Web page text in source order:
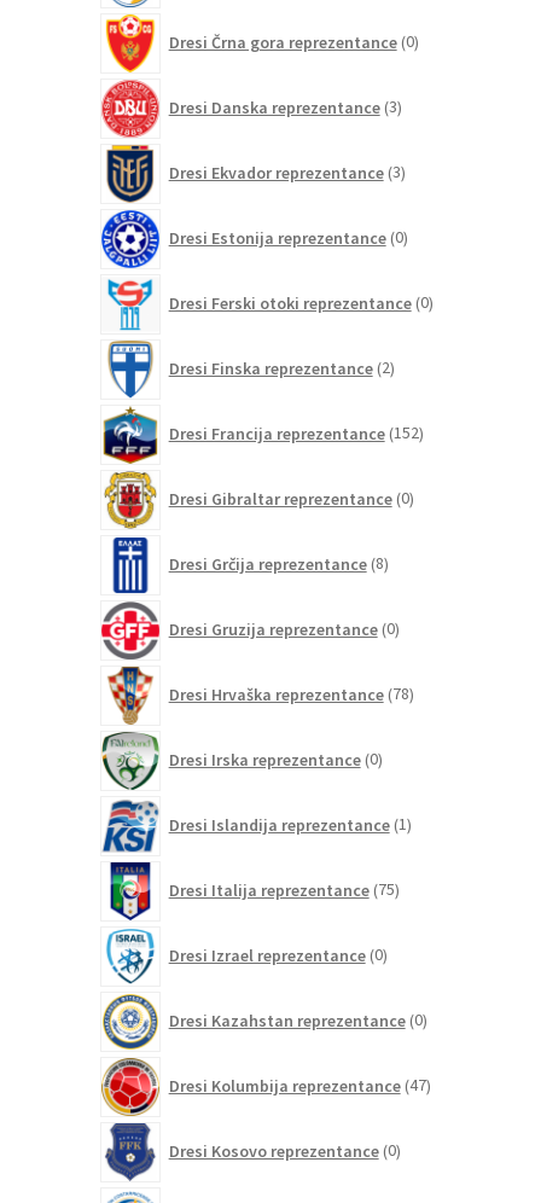
Dresi Črna gora reprezentance 0izdelkov
Dresi Danska reprezentance 3izdelki
Dresi Ekvador reprezentance 3izdelki
Dresi Estonija reprezentance 0izdelkov
Dresi Ferski otoki reprezentance 0izdelkov
Dresi Finska reprezentance 2izdelka
Dresi Francija reprezentance 152izdelkov
Dresi Gibraltar reprezentance 0izdelkov
Dresi Grčija reprezentance 8izdelkov
Dresi Gruzija reprezentance 0izdelkov
Dresi Hrvaška reprezentance 78izdelkov
Dresi Irska reprezentance 0izdelkov
Dresi Islandija reprezentance 1izdelek
Dresi Italija reprezentance 75izdelkov
Dresi Izrael reprezentance 0izdelkov
Dresi Kazahstan reprezentance 0izdelkov
Dresi Kolumbija reprezentance 47izdelkov
Dresi Kosovo reprezentance 0izdelkov